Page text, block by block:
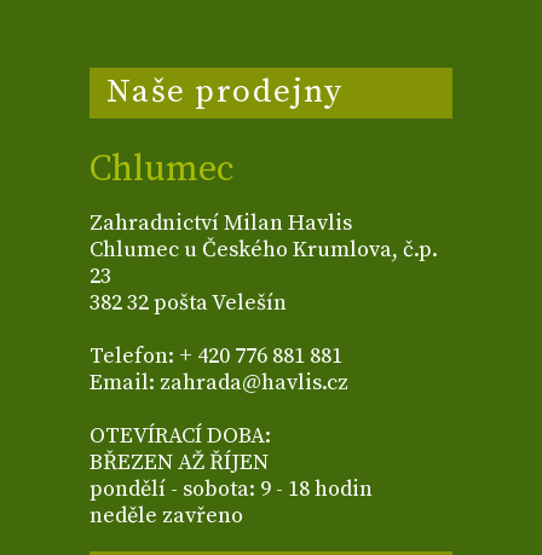
Naše prodejny
Chlumec
Zahradnictví Milan Havlis
Chlumec u Českého Krumlova, č.p.
23
382 32 pošta Velešín
Telefon: + 420 776 881 881
Email: zahrada@havlis.cz
OTEVÍRACÍ DOBA:
BŘEZEN AŽ ŘÍJEN
pondělí - sobota: 9 - 18 hodin
neděle zavřeno